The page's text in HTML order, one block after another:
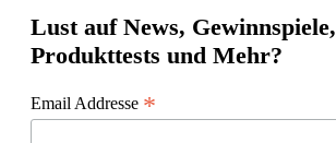
Lust auf News, Gewinnspiele,
Produkttests und Mehr?
Email Addresse *